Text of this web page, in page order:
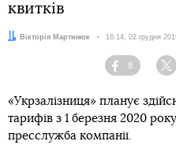
квитків
Автор:Вікторія Мартинюк Дата:
16:14, 02 грудня
Facebook
8
«Укрзалізниця» планує
тарифів з 1 березня 2020
пресслужба компанії.